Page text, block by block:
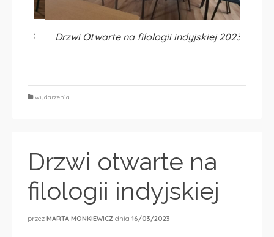
Drzwi Otwarte na filologii indyjskiej 2023
wydarzenia
Drzwi otwarte na
filologii indyjskiej
przez MARTA MONKIEWICZ dnia 16/03/2023